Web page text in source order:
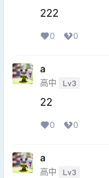
222
0 0
a
高中 Lv3
22
0 0
a
高中 Lv3